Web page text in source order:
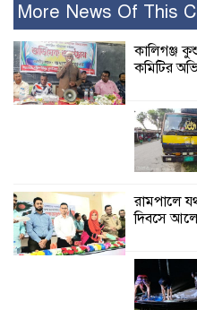
পাঁচ মাসে
মিলল
More News Of This
কালিগঞ্জ
কমিটির
রামপালে
দিবসে